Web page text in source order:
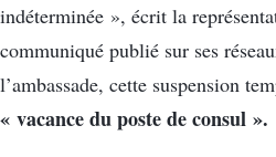
indéterminée », écrit la
communiqué publié sur ses
l’ambassade, cette suspension
« vacance du poste de consul ».